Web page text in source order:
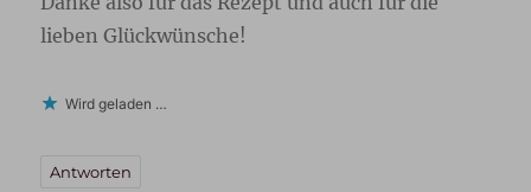
lieben Glückwünsche!
Wird geladen …
Antworten